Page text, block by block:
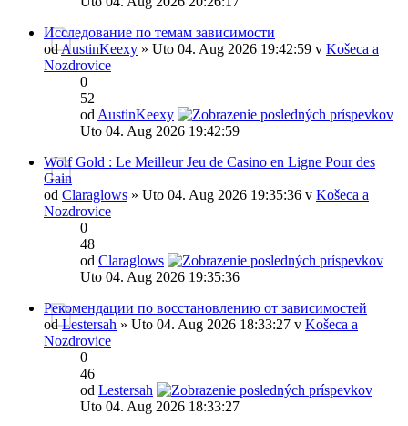
Исследование по темам зависимости
odAustinKeexy » Uto 04. Aug 2026 19:42:59 v Košeca a
Nozdrovice
0
52
od AustinKeexy
Uto 04. Aug 2026 19:42:59
Wolf Gold : Le Meilleur Jeu de Casino en Ligne Pour des
Gain
od Claraglows » Uto 04. Aug 2026 19:35:36 v Košeca a
Nozdrovice
0
48
od Claraglows
Uto 04. Aug 2026 19:35:36
Рекомендации по восстановлению от зависимостей
odLestersah » Uto 04. Aug 2026 18:33:27 v Košeca a
Nozdrovice
0
46
od Lestersah
Uto 04. Aug 2026 18:33:27